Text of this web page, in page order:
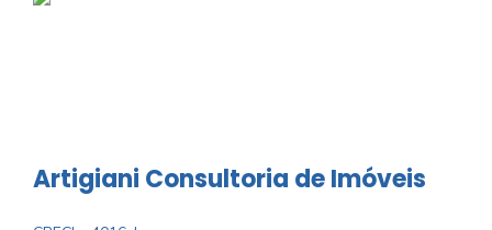
Artigiani Consultoria de Imóveis